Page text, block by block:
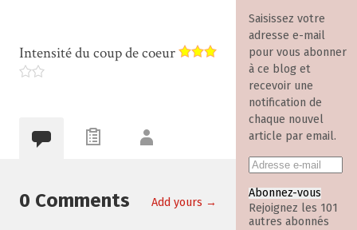
Saisissez votre
adresse e-mail
pour vous abonner
à ce blog et
recevoir une
notification de
chaque nouvel
article par email.
Abonnez-vous
Rejoignez les 101
autres abonnés
Intensité du coup de coeur
0 Comments Add yours →